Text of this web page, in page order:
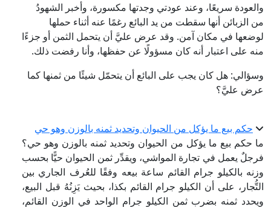
والعودة سريعًا، وعند عودتي وجدتها مكسورة، وأخبر الشهودُ
من الزبائن أنها سقطت من يد البائع رغمًا عنه أثناء حملها
لوضعها في مكان آمن. وقد عرض عليَّ أن يتحمل الثمن أو جزءًا
منه على اعتبار أنه كان مسؤولًا عن حفظها، وأنا رفضت ذلك.
وسؤالي: هل كان يجب على البائع أن يتحمّل شيئًا من ثمنها كما
عرض عليَّ؟
حكم بيع ما يؤكل من الحيوان وتحديد ثمنه بالوزن وهو حي
ما حكم بيع ما يؤكل من الحيوان وتحديد ثمنه بالوزن وهو حي؟
فرجلٌ يعمل في تجارة المواشي، ويقدِّر ثمن الحيوان حيًّا بحسب
وزنه بالكيلو جرام القائم ساعة بيعه وفقًا للعُرف الجاري بين
التُّجار، على أن الكيلو جرام القائم بكذا، بحيث يَزِنُهُ قبل البيع،
ويحدد ثمنه بضرب ثمن الكيلو جرام الواحد في الوزن القائم،